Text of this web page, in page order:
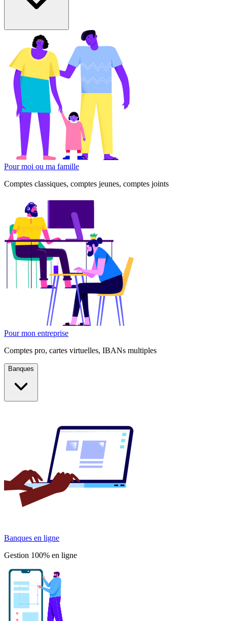
Pour moi ou ma famille
Comptes classiques, comptes jeunes, comptes joints
Pour mon entreprise
Comptes pro, cartes virtuelles, IBANs multiples
Banques
Banques en ligne
Gestion 100% en ligne